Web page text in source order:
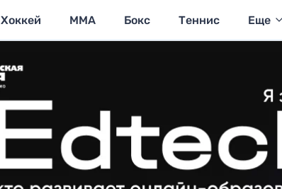
Хоккей MMA Бокс Теннис Еще